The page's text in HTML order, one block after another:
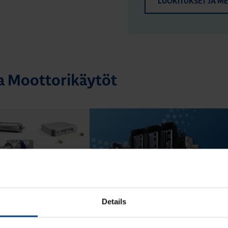
Details
Moottorikäytöt
servovaihteet
Lukuaika: 4 min
Uudet MR-J5- ja MR-JET-servot